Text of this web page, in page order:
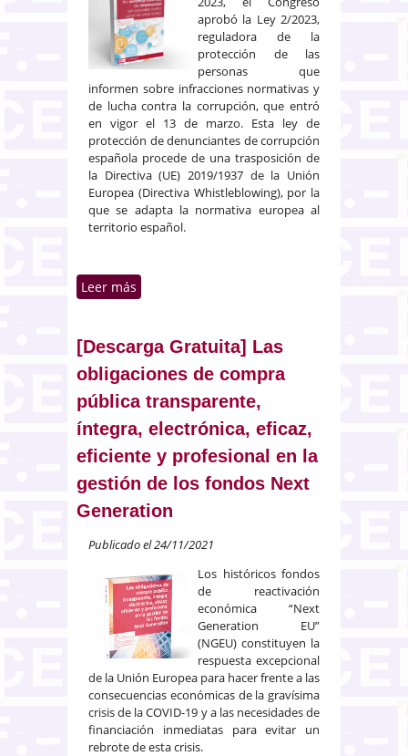
aprobó la Ley 2/2023,
reguladora de la
protec­ción de las
personas que
informen sobre infracciones normativas y
de lucha contra la corrupción, que entró
en vigor el 13 de marzo. Esta ley de
protección de denunciantes de corrupción
española procede de una trasposición de
la Directiva (UE) 2019/1937 de la Unión
Europea (Directiva Whistleblowing), por la
que se adapta la normativa europea al
territorio español.
Leer más
conocido como canal de
denuncias)
[Descarga Gratuita] Las
obligaciones de compra
pública transparente,
íntegra, electrónica, eficaz,
eficiente y profesional en la
gestión de los fondos Next
Generation
Publicado el 24/11/2021
Los históricos fondos
de reactivación
económica “Next
Generation EU”
(NGEU) constituyen la
respuesta excepcional
de la Unión Europea para hacer frente a las
consecuencias económicas de la gravísima
crisis de la COVID-19 y a las necesidades de
financiación inmediatas para evitar un
rebrote de esta crisis.